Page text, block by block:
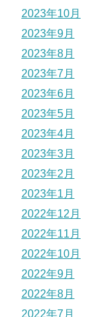
2023年10月
2023年9月
2023年8月
2023年7月
2023年6月
2023年5月
2023年4月
2023年3月
2023年2月
2023年1月
2022年12月
2022年11月
2022年10月
2022年9月
2022年8月
2022年7月